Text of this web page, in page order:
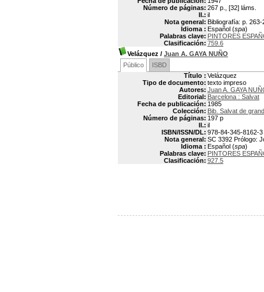
Número de páginas: 267 p., [32] láms.
Il.: il
Nota general: Bibliografía: p. 263-
Idioma : Español (spa)
Palabras clave: PINTORES
Clasificación: 759.6
Velázquez / Juan A. GAYA NUÑO
Público
ISBD
Título : Velázquez
Tipo de documento: texto impreso
Autores: Juan A. GAYA
Editorial: Barcelona : Salvat
Fecha de publicación: 1985
Colección: Bib. Salvat de
Número de páginas: 197 p
Il.: il
ISBN/ISSN/DL: 978-84-345-8162-3
Nota general: SC 3392 Prólogo:
Idioma : Español (spa)
Palabras clave: PINTORES
Clasificación: 927.5